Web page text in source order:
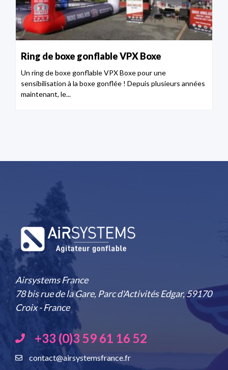
Ring de boxe gonflable VPX Boxe
Un ring de boxe gonflable VPX Boxe pour une
sensibilisation à la boxe gonflée ! Depuis plusieurs années
maintenant, le...
Airsystems France
78 bis rue de la Gare, Parc d'Activités Edgar, 59170
Croix - France
+33 (0)3 59 61 16 52
contact@airsystemsfrance.fr